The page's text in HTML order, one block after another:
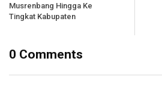
Musrenbang Hingga Ke
Tingkat Kabupaten
0 Comments